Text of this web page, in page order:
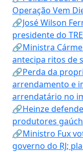
Operação Vem
🔗José Wilson
presidente do
🔗Ministra
antecipa ritos de
🔗Perda da
arrendamento e
arrendatário no
🔗Heinze
produtores
🔗Ministro Fux
governo do RJ;